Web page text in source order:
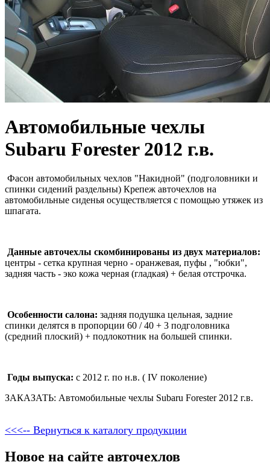
Автомобильные чехлы
Subaru Forester 2012 г.в.
Фасон автомобильных чехлов "Накидной" (подголовники и
спинки сидений раздельны) Крепеж авточехлов на
автомобильные сиденья осуществляется с помощью утяжек из
шпагата.
Данные авточехлы скомбинированы из двух материалов:
центры - сетка крупная черно - оранжевая, пуфы , "юбки",
задняя часть - эко кожа черная (гладкая) + белая отстрочка.
Особенности салона: задняя подушка цельная, задние
спинки делятся в пропорции 60 / 40 + 3 подголовника
(средний плоский) + подлокотник на большей спинки.
Годы выпуска: с 2012 г. по н.в. ( IV поколение)
ЗАКАЗАТЬ: Автомобильные чехлы Subaru Forester 2012 г.в.
<<<-- Вернуться к каталогу продукции
Новое на сайте авточехлов